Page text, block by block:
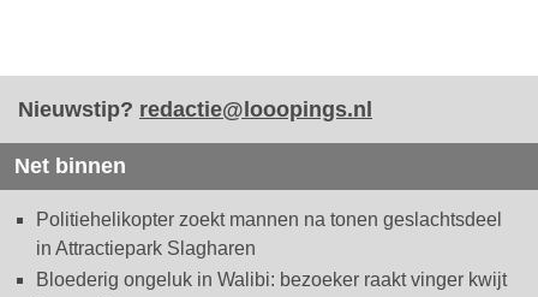
Nieuwstip? redactie@looopings.nl
Net binnen
Politiehelikopter zoekt mannen na tonen geslachtsdeel
in Attractiepark Slagharen
Bloederig ongeluk in Walibi: bezoeker raakt vinger kwijt